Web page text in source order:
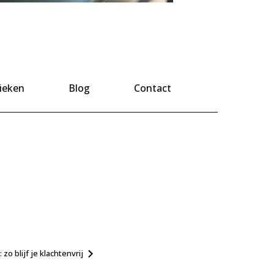
Blog Contact
zo blijf je klachtenvrij